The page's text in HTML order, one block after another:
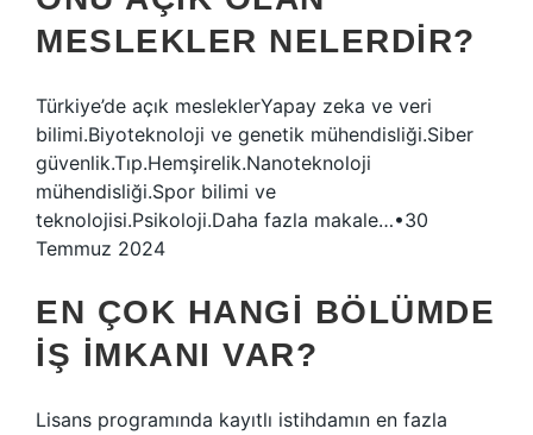
MESLEKLER NELERDIR?
Türkiye’de açık mesleklerYapay zeka ve veri
bilimi.Biyoteknoloji ve genetik mühendisliği.Siber
güvenlik.Tıp.Hemşirelik.Nanoteknoloji
mühendisliği.Spor bilimi ve
teknolojisi.Psikoloji.Daha fazla makale…•30
Temmuz 2024
EN ÇOK HANGI BÖLÜMDE
IŞ IMKANI VAR?
Lisans programında kayıtlı istihdamın en fazla